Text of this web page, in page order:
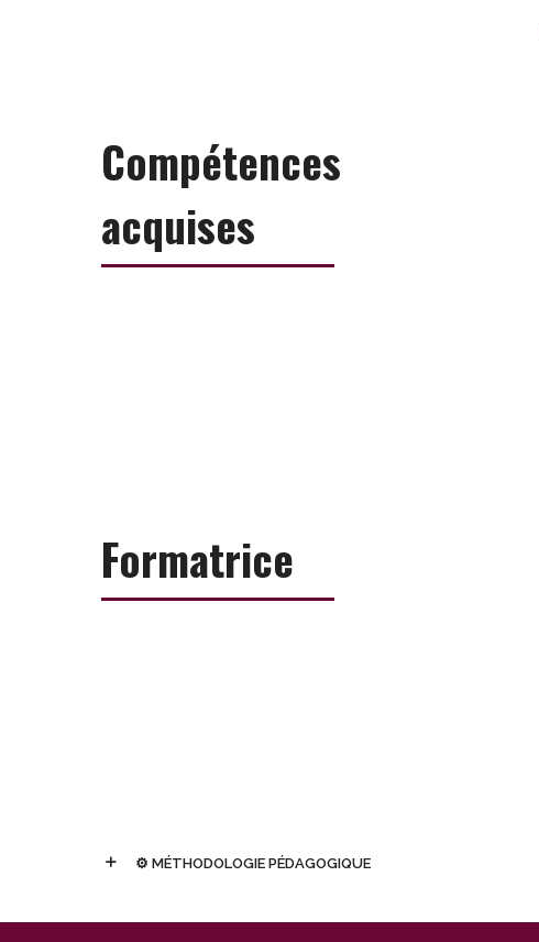
Compétences
acquises
Formatrice
⚙️ MÉTHODOLOGIE PÉDAGOGIQUE